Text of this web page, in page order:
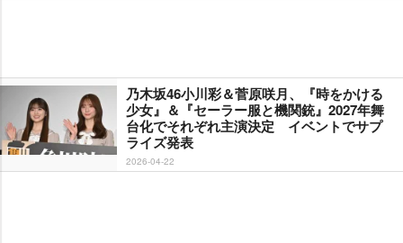
乃木坂46小川彩＆菅原咲月、『時をかける
少女』＆『セーラー服と機関銃』2027年舞
台化でそれぞれ主演決定 イベントでサプ
ライズ発表
2026-04-22